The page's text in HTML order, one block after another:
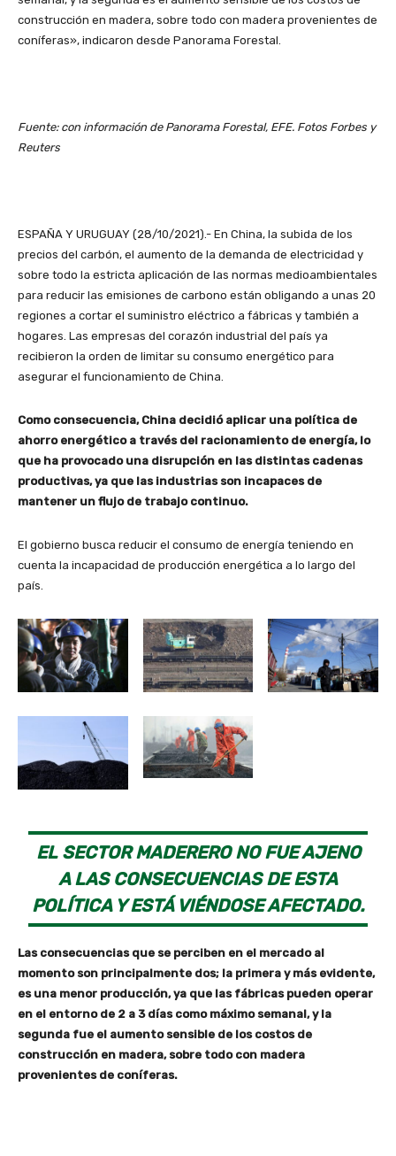
construcción en madera, sobre todo con madera provenientes de
coníferas», indicaron desde Panorama Forestal.
Fuente: con información de Panorama Forestal, EFE. Fotos Forbes y
Reuters
ESPAÑA Y URUGUAY (28/10/2021).- En China, la subida de los
precios del carbón, el aumento de la demanda de electricidad y
sobre todo la estricta aplicación de las normas medioambientales
para reducir las emisiones de carbono están obligando a unas 20
regiones a cortar el suministro eléctrico a fábricas y también a
hogares. Las empresas del corazón industrial del país ya
recibieron la orden de limitar su consumo energético para
asegurar el funcionamiento de China.
Como consecuencia, China decidió aplicar una política de
ahorro energético a través del racionamiento de energía, lo
que ha provocado una disrupción en las distintas cadenas
productivas, ya que las industrias son incapaces de
mantener un flujo de trabajo continuo.
El gobierno busca reducir el consumo de energía teniendo en
cuenta la incapacidad de producción energética a lo largo del
país.
EL SECTOR MADERERO NO FUE AJENO
A LAS CONSECUENCIAS DE ESTA
POLÍTICA Y ESTÁ VIÉNDOSE AFECTADO.
Las consecuencias que se perciben en el mercado al
momento son principalmente dos; la primera y más evidente,
es una menor producción, ya que las fábricas pueden operar
en el entorno de 2 a 3 días como máximo semanal, y la
segunda fue el aumento sensible de los costos de
construcción en madera, sobre todo con madera
provenientes de coníferas.